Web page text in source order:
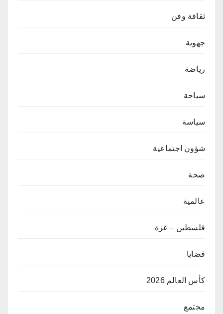
ثقافة وفن
جهوية
رياضة
سياحة
سياسة
شؤون اجتماعية
صحة
عالمية
فلسطين – غزة
قضايا
كأس العالم 2026
مجتمع